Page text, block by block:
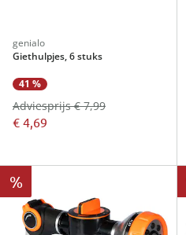
genialo
Giethulpjes, 6 stuks
41 %
€ 4,69
Adviesprijs € 7,99
%